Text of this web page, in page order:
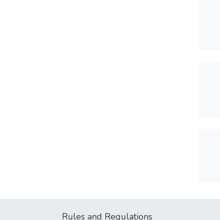
Rules and Regulations